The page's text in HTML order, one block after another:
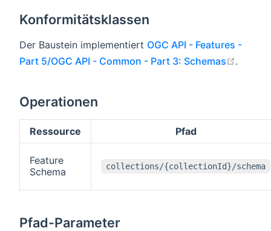
Konformitätsklassen
Der Baustein implementiert OGC API - Features -
Part 5/OGC API - Common - Part 3: Schemas
.
Operationen
Ressource Pfad
Feature
Schema
collections/{collectionId}/schema
Pfad-Parameter